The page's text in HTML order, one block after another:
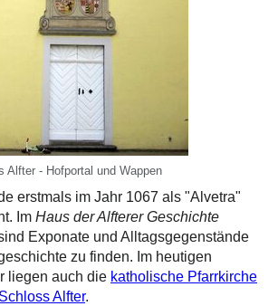
Alfter - Hofportal und Wappen
erstmals im Jahr 1067 als "Alvetra"
Im Haus der Alfterer Geschichte
Exponate und Alltagsgegenstände
zu finden. Im heutigen
liegen auch die katholische Pfarrkirche
Schloss Alfter.